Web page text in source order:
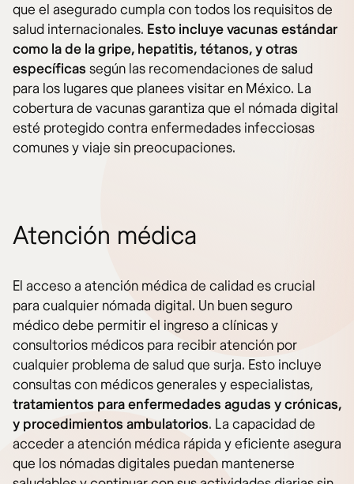
que el asegurado cumpla con todos los requisitos de
salud internacionales. Esto incluye vacunas estándar
como la de la gripe, hepatitis, tétanos, y otras
específicassegún las recomendaciones de salud
para los lugares que planees visitar en México. La
cobertura de vacunas garantiza que el nómada digital
esté protegido contra enfermedades infecciosas
comunes y viaje sin preocupaciones.
Atención médica
El acceso a atención médica de calidad es crucial
para cualquier nómada digital. Un buen seguro
médico debe permitir el ingreso a clínicas y
consultorios médicos para recibir atención por
cualquier problema de salud que surja. Esto incluye
consultas con médicos generales y especialistas,
tratamientos para enfermedades agudas y crónicas,
y procedimientos ambulatorios. La capacidad de
acceder a atención médica rápida y eficiente asegura
que los nómadas digitales puedan mantenerse